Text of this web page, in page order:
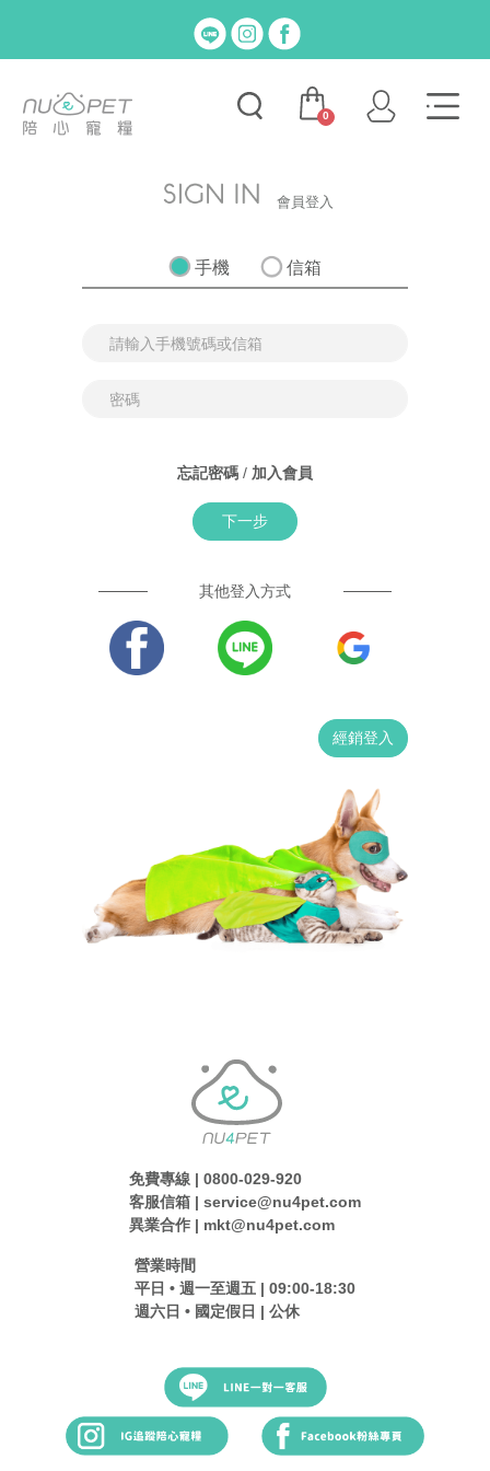
0
會員登入
手機 信箱
忘記密碼 / 加入會員
下一步
其他登入方式
經銷登入
免費專線 | 0800-029-920
客服信箱 | service@nu4pet.com
異業合作 | mkt@nu4pet.com
營業時間
平日 • 週一至週五 | 09:00-18:30
週六日 • 國定假日 | 公休